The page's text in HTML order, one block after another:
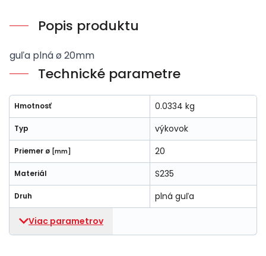
Popis produktu
guľa plná ø 20mm
Technické parametre
Hmotnosť 0.0334 kg
Typ výkovok
Priemer ø [mm] 20
Materiál S235
Druh plná guľa
Viac parametrov